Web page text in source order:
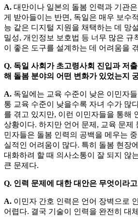
A. 대만이나 일본의 돌봄 인력과 기관
게 받아들이는 반면, 독일은 매우 보수
능 같은 디지털 지원을 채택하는 데 망
밀성, 개인정보 보호법 등 너무 많은 규
이 좋은 도구를 설계하는 데 어려움을
Q. 독일 사회가 초고령사회 진입과 저
해 돌봄 분야의 어떤 변화가 있었는지
A. 독일에는 교육 수준이 낮은 이민자
통 교육 수준이 낮을수록 자녀 수가 많
를 겪고 있지만, 이런 이민자들을 통해
상황이다. 하지만 언어 문제, 교육 문제
민자들은 돌봄 인력의 공백을 메우는
실적인 어려움이 많다. 특히 돌봄 현장
대화하려 할 때 의사소통이 잘 되지 않
큰 문제다.
Q. 인력 문제에 대한 대안은 무엇이라
A. 이민자 간호 인력은 언어 장벽으로
어렵다. 결국 기술이 인력을 완전히 대